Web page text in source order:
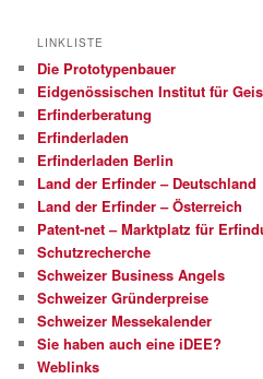
LINKLISTE
Die Prototypenbauer
Eidgenössischen Institut für
Erfinderberatung
Erfinderladen
Erfinderladen Berlin
Land der Erfinder – Deutschland
Land der Erfinder – Österreich
Patent-net – Marktplatz für
Schutzrecherche
Schweizer Business Angels
Schweizer Gründerpreise
Schweizer Messekalender
Sie haben auch eine iDEE?
Weblinks